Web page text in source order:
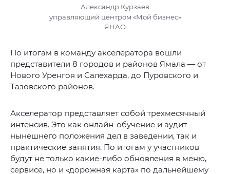
Александр Курзаев
управляющий центром «Мой бизнес»
ЯНАО
По итогам в команду акселератора вошли
представители 8 городов и районов Ямала — от
Нового Уренгоя и Салехарда, до Пуровского и
Тазовского районов.
Акселератор представляет собой трехмесячный
интенсив. Это как онлайн-обучение и аудит
нынешнего положения дел в заведении, так и
практические занятия. По итогам у участников
будут не только какие-либо обновления в меню,
сервисе, но и «дорожная карта» по дальнейшему